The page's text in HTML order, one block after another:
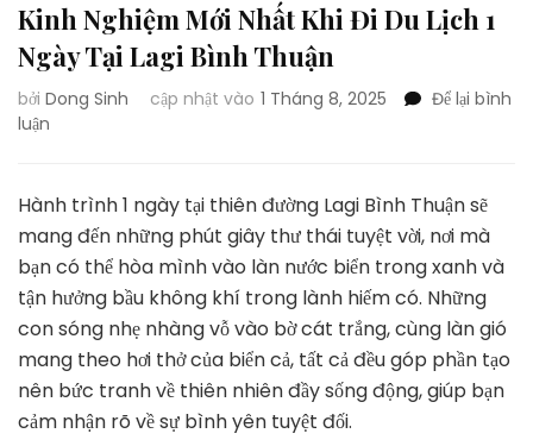
Kinh Nghiệm Mới Nhất Khi Đi Du Lịch 1
Ngày Tại Lagi Bình Thuận
bởi Dong Sinh cập nhật vào 1 Tháng 8, 2025
Để lại bình
luận
Mới
Khi
Đi
Du
Lịch
Ngày
Tại
Lagi
Hành trình 1 ngày tại thiên đường Lagi Bình Thuận sẽ
mang đến những phút giây thư thái tuyệt vời, nơi mà
bạn có thể hòa mình vào làn nước biển trong xanh và
tận hưởng bầu không khí trong lành hiếm có. Những
con sóng nhẹ nhàng vỗ vào bờ cát trắng, cùng làn gió
mang theo hơi thở của biển cả, tất cả đều góp phần tạo
nên bức tranh về thiên nhiên đầy sống động, giúp bạn
cảm nhận rõ về sự bình yên tuyệt đối.